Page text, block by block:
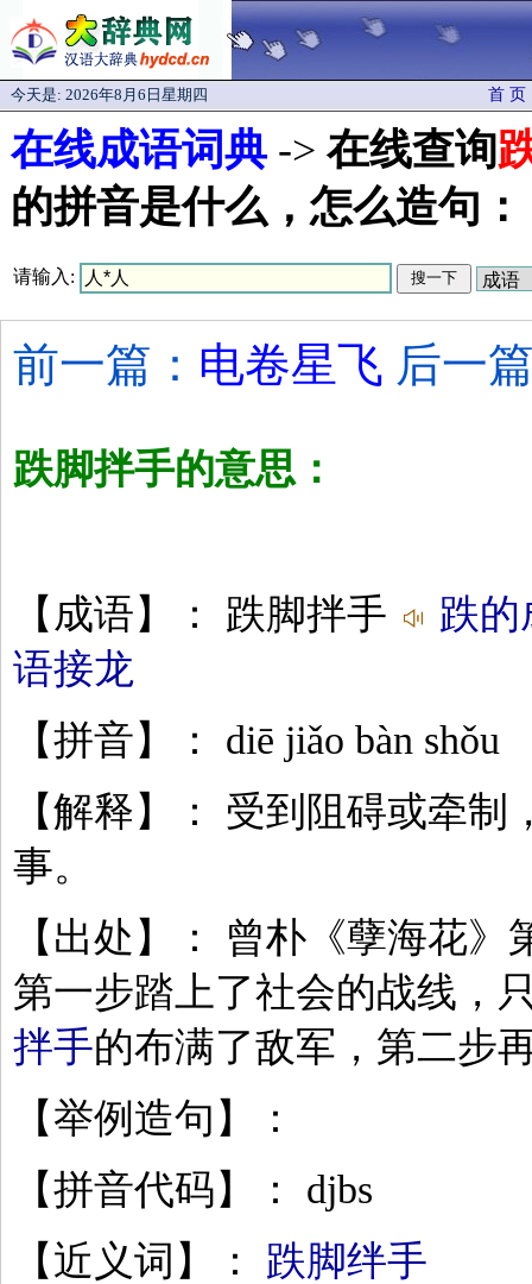
今天是: 2026年8月6日星期四 首 页
在线成语词典 -> 在线查询
的拼音是什么，怎么造句：
请输入:
前一篇： 电卷星飞 后一
跌脚拌手的意思：
【成语】： 跌脚拌手
跌的
语接龙
【拼音】： diē jiǎo bàn shǒu
【解释】： 受到阻碍或牵制
事。
【出处】： 曾朴《孽海花》
第一步踏上了社会的战线，
拌手的布满了敌军，第二步
【举例造句】：
【拼音代码】： djbs
【近义词】： 跌脚绊手